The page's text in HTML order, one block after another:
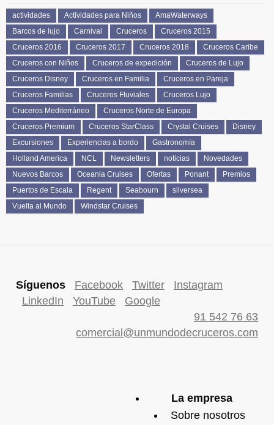
actividades Actividades para Niños
AmaWaterways
Barcos de lujo
Carnival Cruceros
Cruceros 2015
Cruceros 2016
Cruceros 2017 Cruceros 2018
Cruceros Caribe
Cruceros con Niños
Cruceros de expedición
Cruceros de Lujo
Cruceros Disney
Cruceros en Familia
Cruceros en Pareja
Cruceros Familias
Cruceros Fluviales
Cruceros Lujo
Cruceros Mediterráneo
Cruceros Norte de Europa
Cruceros Premium
Cruceros StarClass Crystal Cruises
Disney
Excursiones
Experiencias a bordo
Gastronomía
Holland America
NCL Newsletters noticias
Novedades
Nuevos Barcos
Oceania Cruises Ofertas Ponant
Premios
Puertos de Escala
Regent Seabourn
silversea
Vuelta al Mundo
Windstar Cruises
Síguenos Facebook Twitter
Instagram
LinkedIn
YouTube
Google
91 542 76 63
comercial@unmundodecruceros.com
La empresa
Sobre nosotros